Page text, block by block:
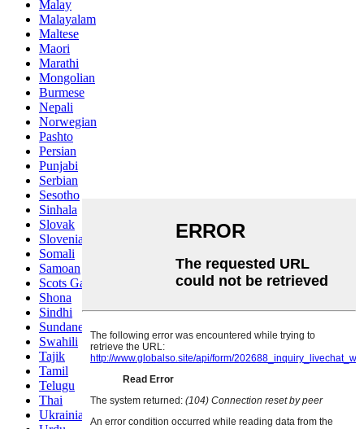
Malay
Malayalam
Maltese
Maori
Marathi
Mongolian
Burmese
Nepali
Norwegian
Pashto
Persian
Punjabi
Serbian
Sesotho
Sinhala
Slovak
Slovenian
Somali
Samoan
Scots Gaelic
Shona
Sindhi
Sundanese
Swahili
Tajik
Tamil
Telugu
Thai
Ukrainian